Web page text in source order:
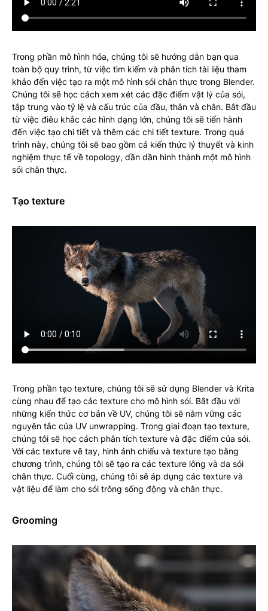
Trong phần mô hình hóa, chúng tôi sẽ hướng dẫn bạn qua
toàn bộ quy trình, từ việc tìm kiếm và phân tích tài liệu tham
khảo đến việc tạo ra một mô hình sói chân thực trong Blender.
Chúng tôi sẽ học cách xem xét các đặc điểm vật lý của sói,
tập trung vào tỷ lệ và cấu trúc của đầu, thân và chân. Bắt đầu
từ việc điêu khắc các hình dạng lớn, chúng tôi sẽ tiến hành
đến việc tạo chi tiết và thêm các chi tiết texture. Trong quá
trình này, chúng tôi sẽ bao gồm cả kiến thức lý thuyết và kinh
nghiệm thực tế về topology, dần dần hình thành một mô hình
sói chân thực.
Tạo texture
Trong phần tạo texture, chúng tôi sẽ sử dụng Blender và Krita
cùng nhau để tạo các texture cho mô hình sói. Bắt đầu với
những kiến thức cơ bản về UV, chúng tôi sẽ nắm vững các
nguyên tắc của UV unwrapping. Trong giai đoạn tạo texture,
chúng tôi sẽ học cách phân tích texture và đặc điểm của sói.
Với các texture vẽ tay, hình ảnh chiếu và texture tạo bằng
chương trình, chúng tôi sẽ tạo ra các texture lông và da sói
chân thực. Cuối cùng, chúng tôi sẽ áp dụng các texture và
vật liệu để làm cho sói trông sống động và chân thực.
Grooming